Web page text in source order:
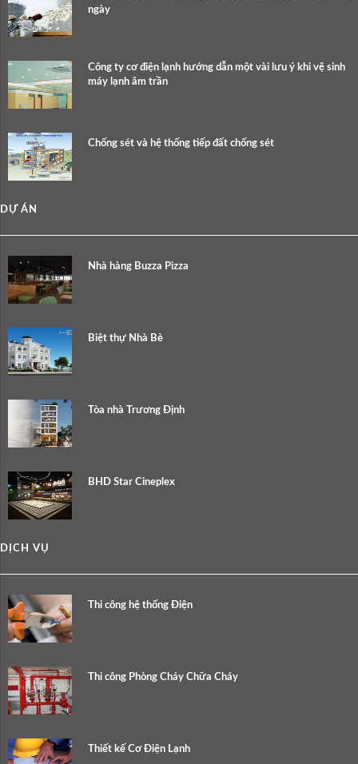
ngày
Công ty cơ điện lạnh hướng dẫn một vài lưu ý khi vệ sinh
máy lạnh âm trần
Chống sét và hệ thống tiếp đất chống sét
DỰ ÁN
Nhà hàng Buzza Pizza
Biệt thự Nhà Bè
Tòa nhà Trương Định
BHD Star Cineplex
DỊCH VỤ
Thi công hệ thống Điện
Thi công Phòng Cháy Chữa Cháy
Thiết kế Cơ Điện Lạnh